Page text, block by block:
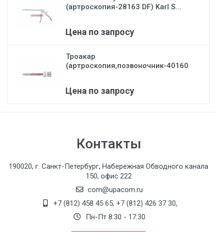
(артроскопия-28163 DF) Karl S...
Цена по запросу
Троакар
(артроскопия,позвоночник-40160
Цена по запросу
Контакты
190020, г. Санкт-Петербург, Набережная Обводного канала
150, офис 222
com@upacom.ru
+7 (812) 458 45 65, +7 (812) 426 37 30,
Пн-Пт 8:30 - 17:30